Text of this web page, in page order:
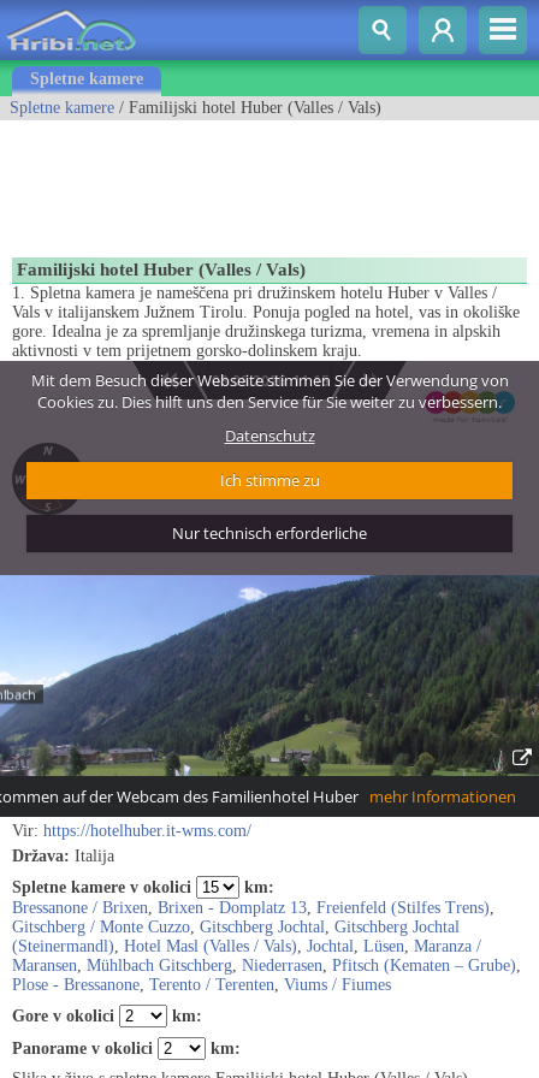
Spletne kamere
Spletne kamere / Familijski hotel Huber (Valles / Vals)
Familijski hotel Huber (Valles / Vals)
1. Spletna kamera je nameščena pri družinskem hotelu Huber v Valles /
Vals v italijanskem Južnem Tirolu. Ponuja pogled na hotel, vas in okoliške
gore. Idealna je za spremljanje družinskega turizma, vremena in alpskih
aktivnosti v tem prijetnem gorsko-dolinskem kraju.
Vir: https://hotelhuber.it-wms.com/
Država: Italija
Spletne kamere v okolici
km:
Bressanone / Brixen, Brixen - Domplatz 13, Freienfeld (Stilfes Trens),
Gitschberg / Monte Cuzzo, Gitschberg Jochtal, Gitschberg Jochtal
(Steinermandl), Hotel Masl (Valles / Vals), Jochtal, Lüsen, Maranza /
Maransen, Mühlbach Gitschberg, Niederrasen, Pfitsch (Kematen – Grube),
Plose - Bressanone, Terento / Terenten, Viums / Fiumes
Gore v okolici
km:
Panorame v okolici
km: